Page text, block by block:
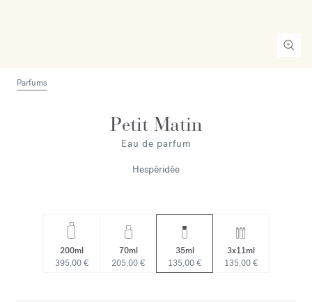
Parfums
Petit Matin
Eau de parfum
Hespéridée
200ml
395,00 €
70ml
205,00 €
35ml
135,00 €
3x11ml
135,00 €